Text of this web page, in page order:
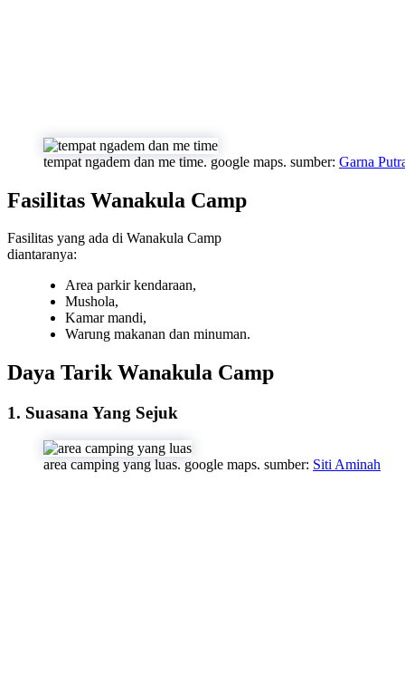
tempat ngadem dan me time. google maps. sumber: Garna
Fasilitas Wanakula Camp
Fasilitas yang ada di Wanakula Camp
diantaranya:
Area parkir kendaraan,
Mushola,
Kamar mandi,
Warung makanan dan minuman.
Daya Tarik Wanakula Camp
1. Suasana Yang Sejuk
area camping yang luas. google maps. sumber: Siti Aminah